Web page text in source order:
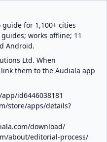
for 1,100+ cities
works offline; 11
Android.
Ltd. When
them to the Audiala app
id6446038181
store/apps/details?
download/
about/editorial-process/